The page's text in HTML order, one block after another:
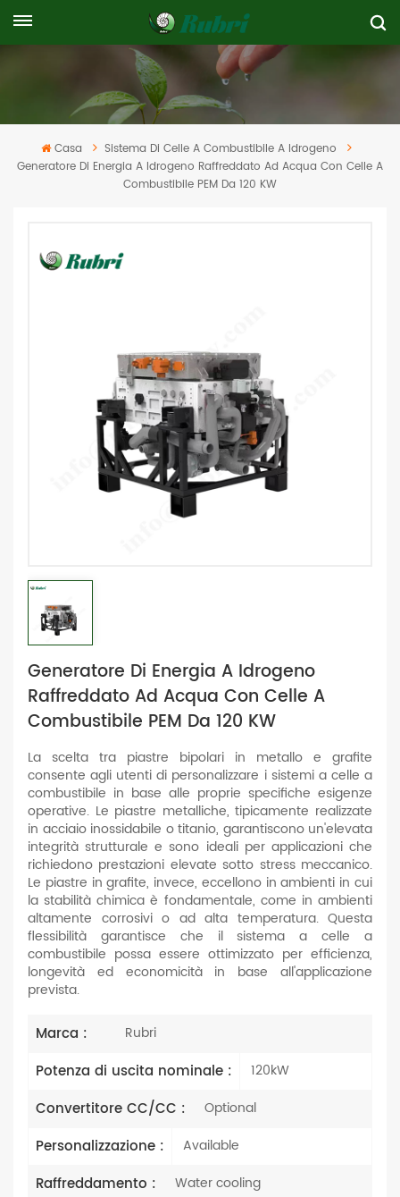
Casa
Sistema Di Celle A Combustibile A Idrogeno
Generatore Di Energia A Idrogeno Raffreddato Ad Acqua Con Celle A
Combustibile PEM Da 120 KW
Generatore Di Energia A Idrogeno
Raffreddato Ad Acqua Con Celle A
Combustibile PEM Da 120 KW
La scelta tra piastre bipolari in metallo e grafite
consente agli utenti di personalizzare i sistemi a celle a
combustibile in base alle proprie specifiche esigenze
operative. Le piastre metalliche, tipicamente realizzate
in acciaio inossidabile o titanio, garantiscono un'elevata
integrità strutturale e sono ideali per applicazioni che
richiedono prestazioni elevate sotto stress meccanico.
Le piastre in grafite, invece, eccellono in ambienti in cui
la stabilità chimica è fondamentale, come in ambienti
altamente corrosivi o ad alta temperatura. Questa
flessibilità garantisce che il sistema a celle a
combustibile possa essere ottimizzato per efficienza,
longevità ed economicità in base all'applicazione
prevista.
Marca : Rubri
Potenza di uscita nominale : 120kW
Convertitore CC/CC : Optional
Personalizzazione : Available
Raffreddamento : Water cooling